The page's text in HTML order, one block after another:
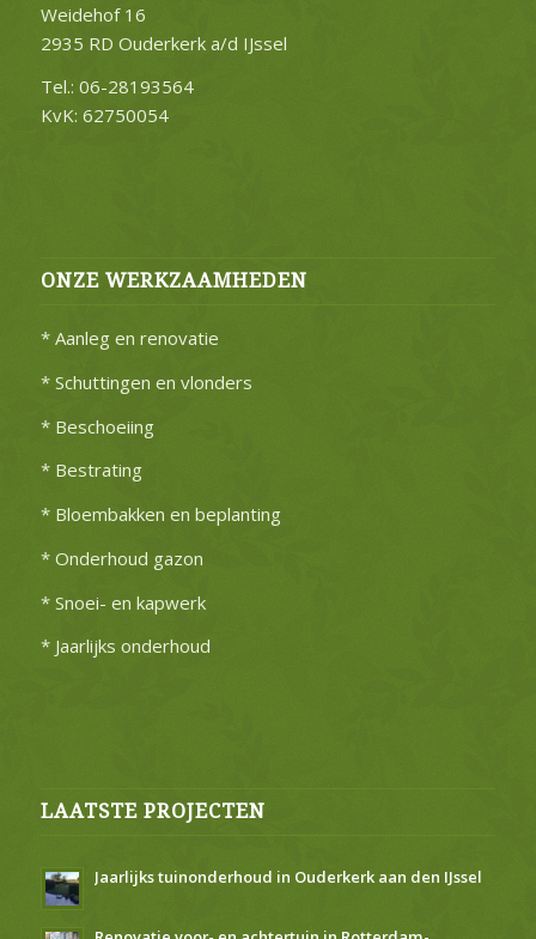
Weidehof 16
2935 RD Ouderkerk a/d IJssel
Tel.: 06-28193564
KvK: 62750054
ONZE WERKZAAMHEDEN
* Aanleg en renovatie
* Schuttingen en vlonders
* Beschoeiing
* Bestrating
* Bloembakken en beplanting
* Onderhoud gazon
* Snoei- en kapwerk
* Jaarlijks onderhoud
LAATSTE PROJECTEN
Jaarlijks tuinonderhoud in Ouderkerk aan den IJssel